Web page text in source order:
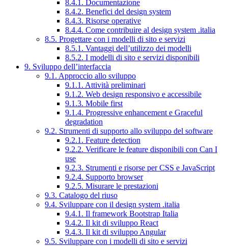
8.4.1. Documentazione
8.4.2. Benefici del design system
8.4.3. Risorse operative
8.4.4. Come contribuire al design system .italia
8.5. Progettare con i modelli di sito e servizi
8.5.1. Vantaggi dell’utilizzo dei modelli
8.5.2. I modelli di sito e servizi disponibili
9. Sviluppo dell’interfaccia
9.1. Approccio allo sviluppo
9.1.1. Attività preliminari
9.1.2. Web design responsivo e accessibile
9.1.3. Mobile first
9.1.4. Progressive enhancement e Graceful
degradation
9.2. Strumenti di supporto allo sviluppo del software
9.2.1. Feature detection
9.2.2. Verificare le feature disponibili con Can I
use
9.2.3. Strumenti e risorse per CSS e JavaScript
9.2.4. Supporto browser
9.2.5. Misurare le prestazioni
9.3. Catalogo del riuso
9.4. Sviluppare con il design system .italia
9.4.1. Il framework Bootstrap Italia
9.4.2. Il kit di sviluppo React
9.4.3. Il kit di sviluppo Angular
9.5. Sviluppare con i modelli di sito e servizi